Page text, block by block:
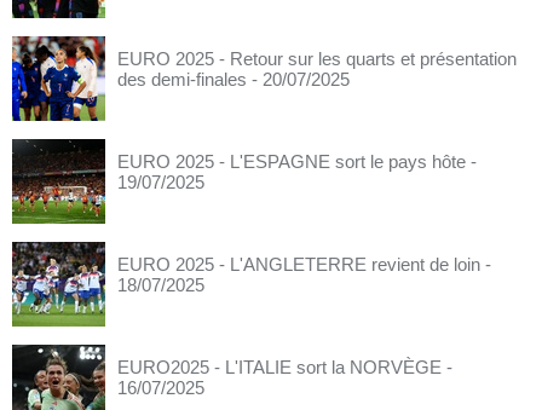
EURO 2025 - Retour sur les quarts et présentation
des demi-finales - 20/07/2025
EURO 2025 - L'ESPAGNE sort le pays hôte -
19/07/2025
EURO 2025 - L'ANGLETERRE revient de loin -
18/07/2025
EURO2025 - L'ITALIE sort la NORVÈGE -
16/07/2025